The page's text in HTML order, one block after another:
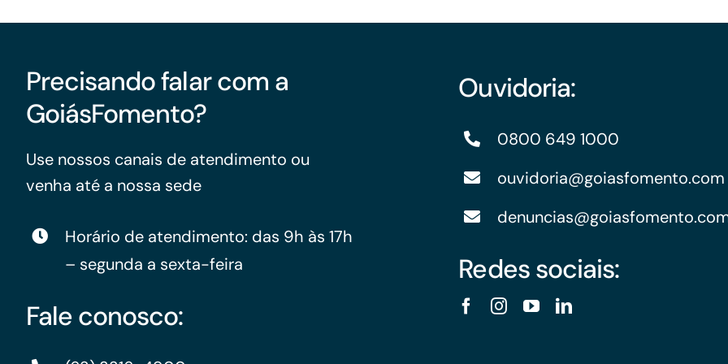
Precisando falar com a
GoiásFomento?
Use nossos canais de atendimento ou
venha até a nossa sede
Horário de atendimento: das 9h às 17h
– segunda a sexta-feira
Fale conosco:
Ouvidoria:
0800 649 1000
ouvidoria@goiasfomento.com
Redes sociais: